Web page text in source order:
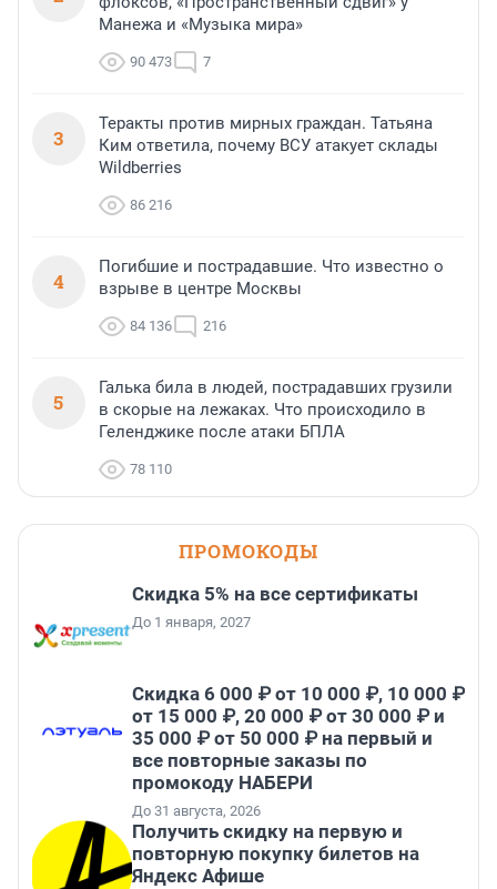
Манежа и «Музыка мира»
90 473 7
3
Теракты против мирных граждан. Татьяна
Ким ответила, почему ВСУ атакует склады
Wildberries
86 216
4
Погибшие и пострадавшие. Что известно о
взрыве в центре Москвы
84 136 216
5
Галька била в людей, пострадавших грузили
в скорые на лежаках. Что происходило в
Геленджике после атаки БПЛА
78 110
ПРОМОКОДЫ
Скидка 5% на все сертификаты
До 1 января, 2027
Скидка 6 000 ₽ от 10 000 ₽, 10 000 ₽
от 15 000 ₽, 20 000 ₽ от 30 000 ₽ и
35 000 ₽ от 50 000 ₽ на первый и
все повторные заказы по
промокоду НАБЕРИ
До 31 августа, 2026
Получить скидку на первую и
повторную покупку билетов на
Яндекс Афише